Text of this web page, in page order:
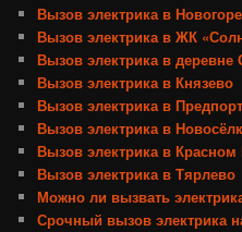
Вызов электрика в
Вызов электрика в ЖК
Вызов электрика в деревне
Вызов электрика в Князево
Вызов электрика в
Вызов электрика в
Вызов электрика в Красном
Вызов электрика в Тярлево
Можно ли вызвать
Срочный вызов электрика